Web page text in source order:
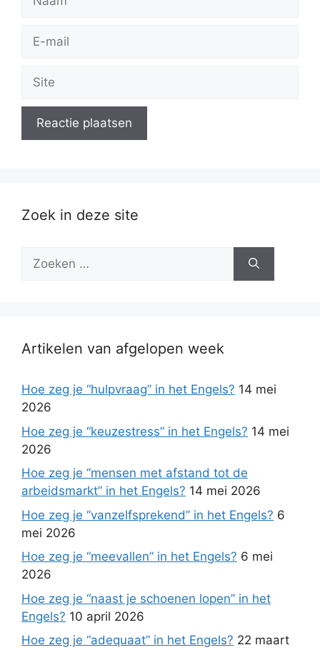
Site
Zoek in deze site
Zoek
Artikelen van afgelopen week
Hoe zeg je “hulpvraag” in het Engels? 14 mei
2026
Hoe zeg je “keuzestress” in het Engels? 14 mei
2026
Hoe zeg je “mensen met afstand tot de
arbeidsmarkt” in het Engels? 14 mei 2026
Hoe zeg je “vanzelfsprekend” in het Engels? 6
mei 2026
Hoe zeg je “meevallen” in het Engels? 6 mei
2026
Hoe zeg je “naast je schoenen lopen” in het
Engels? 10 april 2026
Hoe zeg je “adequaat” in het Engels? 22 maart